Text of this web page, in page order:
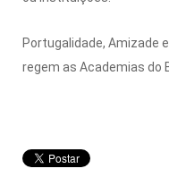
Portugalidade, Amizade
regem as Academias do